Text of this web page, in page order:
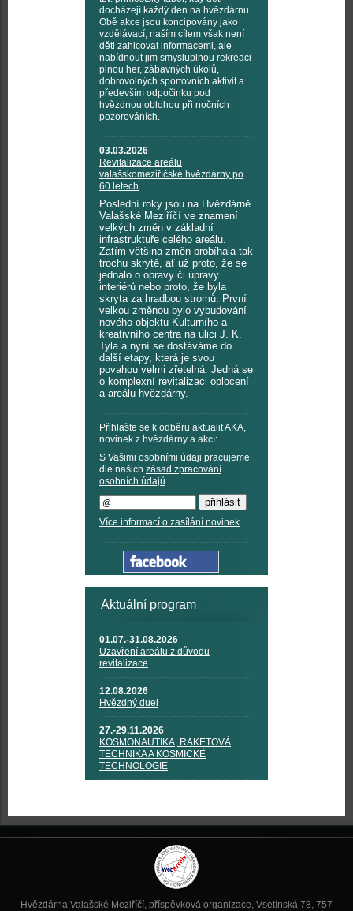
docházejí každý den na hvězdárnu.
Obě akce jsou koncipovány jako
vzdělávací, naším cílem však není
děti zahlcovat informacemi, ale
nabídnout jim smysluplnou rekreaci
plnou her, zábavných úkolů,
dobrovolných sportovních aktivit a
především odpočinku pod
hvězdnou oblohou při nočních
pozorováních.
03.03.2026
Revitalizace areálu
valašskomeziříčské hvězdárny po
60 letech
Poslední roky jsou na Hvězdárně
Valašské Meziříčí ve znamení
velkých změn v základní
infrastruktuře celého areálu.
Zatím většina změn probíhala tak
trochu skrytě, ať už proto, že se
jednalo o opravy či úpravy
interiérů nebo proto, že byla
skryta za hradbou stromů. První
velkou změnou bylo vybudování
nového objektu Kulturního a
kreativního centra na ulici J. K.
Tyla a nyní se dostáváme do
další etapy, která je svou
povahou velmi zřetelná. Jedná se
o komplexní revitalizaci oplocení
a areálu hvězdárny.
Přihlašte se k odběru aktualit AKA,
novinek z hvězdárny a akcí:
S Vašimi osobními údaji pracujeme
dle našich zásad zpracování
osobních údajů.
Více informací o zasílání novinek
Aktuální program
01.07.-31.08.2026
Uzavření areálu z důvodu
revitalizace
12.08.2026
Hvězdný duel
27.-29.11.2026
KOSMONAUTIKA, RAKETOVÁ
TECHNIKA A KOSMICKÉ
TECHNOLOGIE
Hvězdárna Valašské Meziříčí, příspěvková organizace, Vsetínská 78, 757